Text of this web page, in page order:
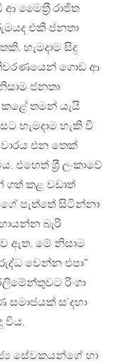
ආ මෛත‍්‍රී රාජිත
එකී ජනතා
හැමදාම සිදු
ගොඩ ආ
ජනතා
තමන් යැයි
හැමදාම හැකි වී
එන තෙක්
එහෙත් ශ‍්‍රී ලංකාවේ
කළ වඩාත්
පැත්තේ සිටින්නා
බැරි
ඇත. මේ නිසාම
වෙන්න එපා”
රිංගා
සමාජයක් ස`දහා
විය.
සේවකයන්ගේ හා